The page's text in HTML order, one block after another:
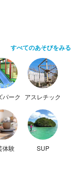
すべてのあそびをみる
パーク アスレチック
体験 SUP